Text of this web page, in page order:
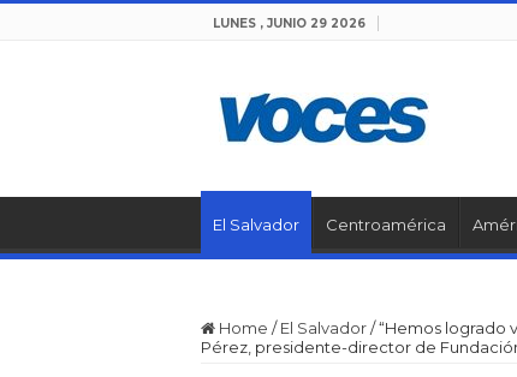
LUNES , JUNIO 29 2026
El Salvador Centroamérica
Home / El Salvador/“Hemos logrado
Pérez, presidente-director de